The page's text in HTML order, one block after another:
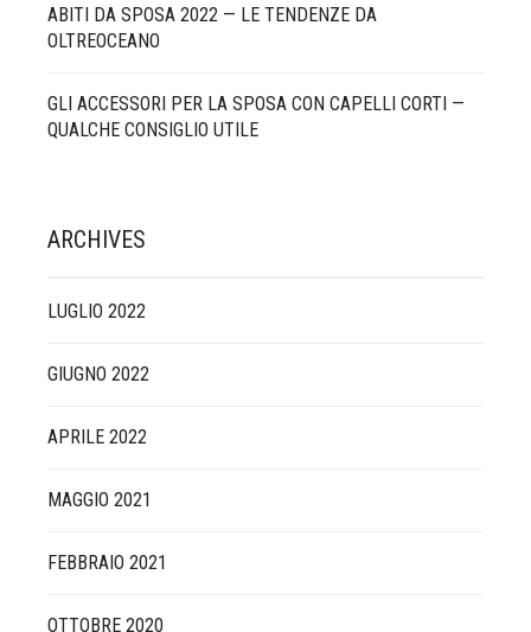
ABITI DA SPOSA 2022 — LE TENDENZE DA
OLTREOCEANO
GLI ACCESSORI PER LA SPOSA CON CAPELLI CORTI —
QUALCHE CONSIGLIO UTILE
ARCHIVES
LUGLIO 2022
GIUGNO 2022
APRILE 2022
MAGGIO 2021
FEBBRAIO 2021
OTTOBRE 2020